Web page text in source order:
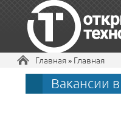
Вы здесь
Главная» Главная
Вакансии